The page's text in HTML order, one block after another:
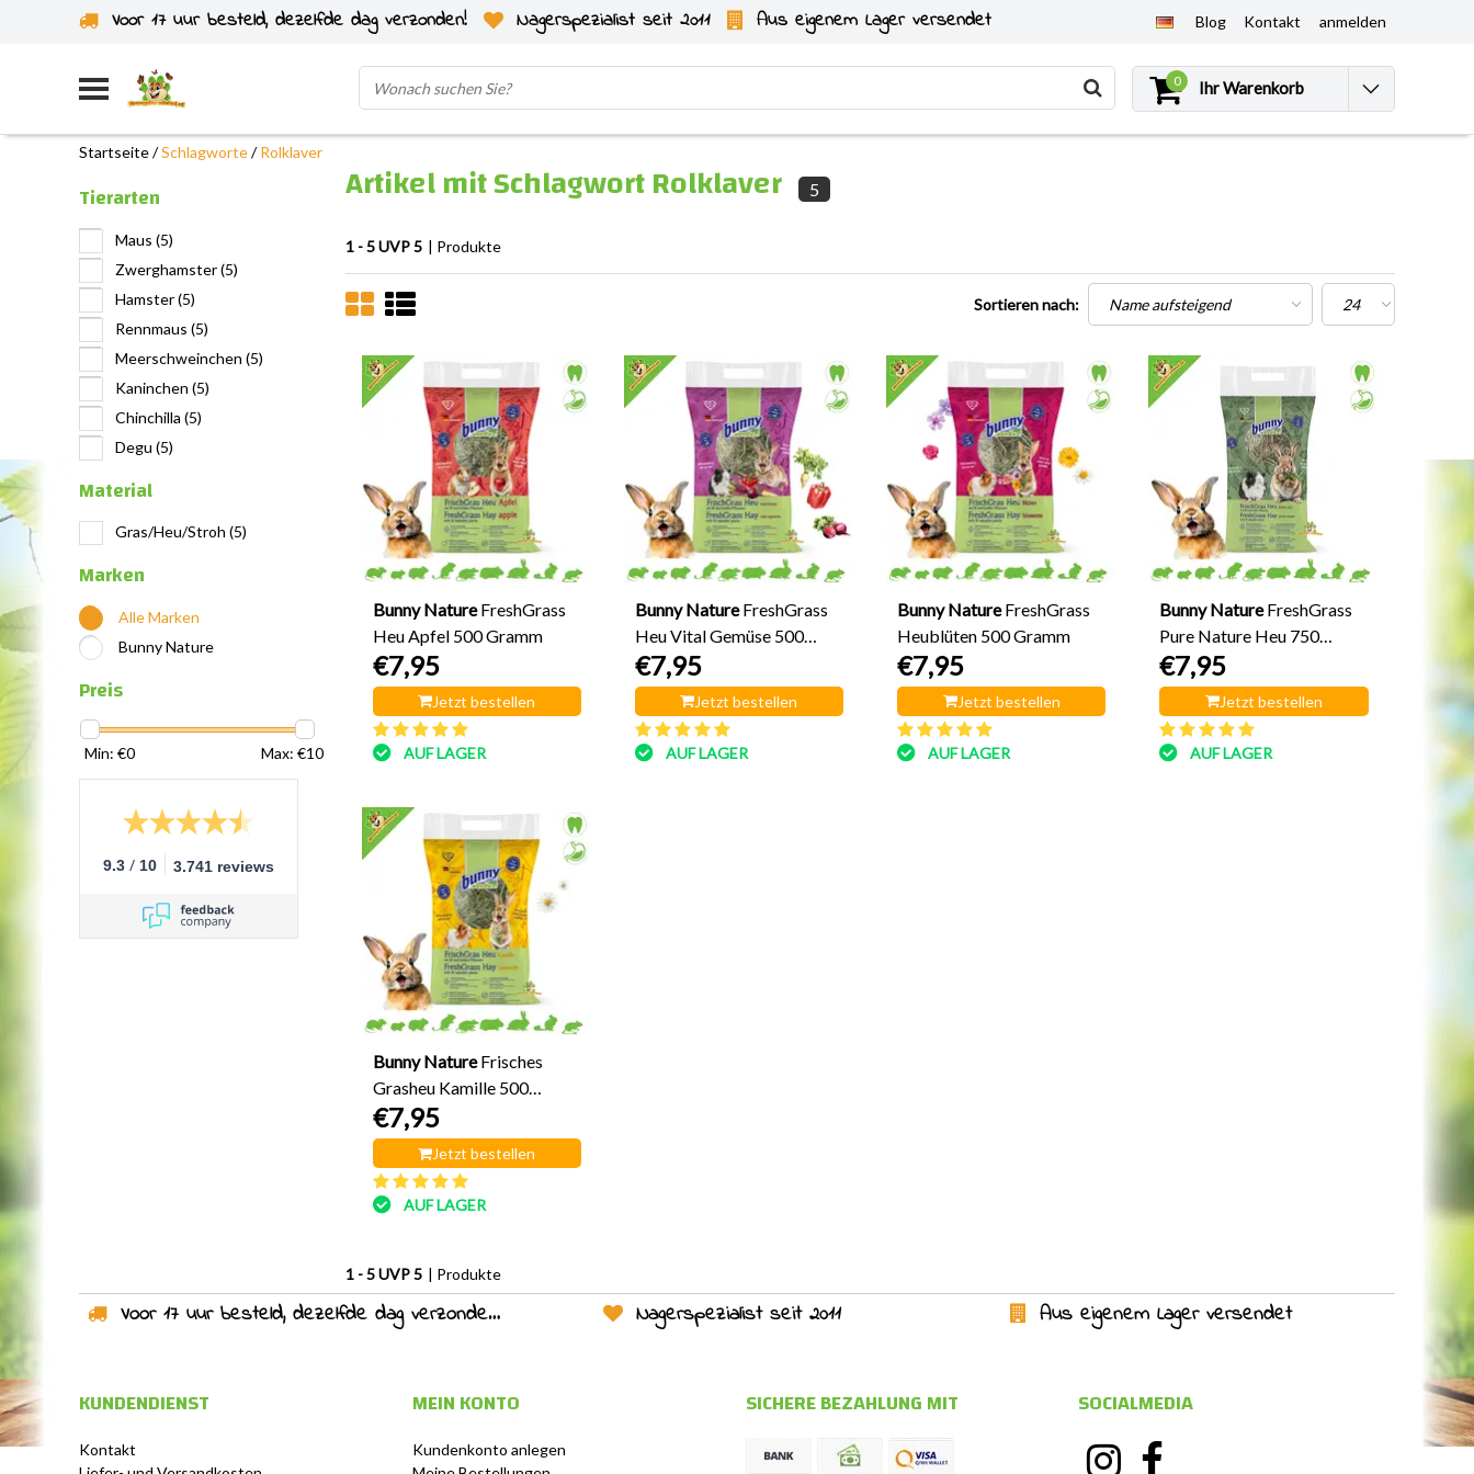
Voor 17 uur besteld, dezelfde dag verzonden! Nagerspezialist seit 2011 Aus eigenem Lager versendet Blog Kontakt anmelden
0 Ihr Warenkorb
Startseite/Schlagworte/Rolklaver
Tierarten
Maus (5)
Zwerghamster(5)
Hamster(5)
Rennmaus (5)
Meerschweinchen (5)
Kaninchen (5)
Chinchilla (5)
Degu (5)
Material
Gras/Heu/Stroh (5)
Marken
Alle Marken
Bunny Nature
Preis
Min: €0 Max: €10
9.3 / 10 3.741 reviews
Artikel mit Schlagwort Rolklaver 5
1 - 5 UVP 5 | Produkte
Sortieren nach:
Bunny Nature FreshGrass
Heu Apfel 500 Gramm
€7,95
Jetzt bestellen
AUF LAGER
Bunny Nature FreshGrass
Heu Vital Gemüse 500
Gramm
€7,95
Jetzt bestellen
AUF LAGER
Bunny Nature FreshGrass
Heublüten 500 Gramm
€7,95
Jetzt bestellen
AUF LAGER
Bunny NatureFreshGrass
Pure Nature Heu 750
Gramm
€7,95
Jetzt bestellen
AUF LAGER
Bunny Nature Frisches
Grasheu Kamille 500
Gramm
€7,95
Jetzt bestellen
AUF LAGER
1 - 5 UVP 5 | Produkte
Voor 17 uur besteld, dezelfde dag verzonden! Nagerspezialist seit 2011 Aus eigenem Lager versendet
KUNDENDIENST
Kontakt
MEIN KONTO
Kundenkonto anlegen
SICHERE BEZAHLUNG MIT SOCIALMEDIA